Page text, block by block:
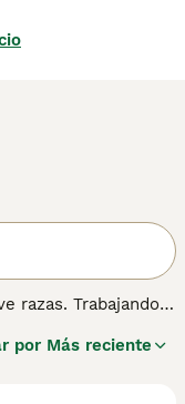
razas. Trabajando
una vida activa
por Más reciente